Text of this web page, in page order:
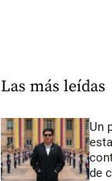
Las más leídas
Un
de